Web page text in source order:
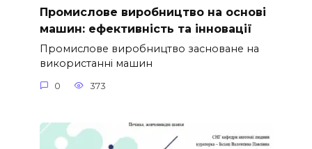
Промислове виробництво на основі
машин: ефективність та інновації
Промислове виробництво засноване на
використанні машин
0 373